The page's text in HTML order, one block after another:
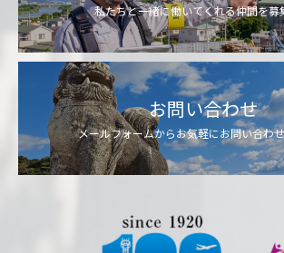
私たちと一緒に働いてくれる仲間を募
お問い合わせ
メールフォームからお気軽にお問い合わ